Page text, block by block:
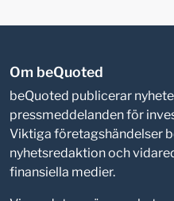
Om beQuoted
beQuoted publicerar
pressmeddelanden för
Viktiga företagshändelser
nyhetsredaktion och
finansiella medier.